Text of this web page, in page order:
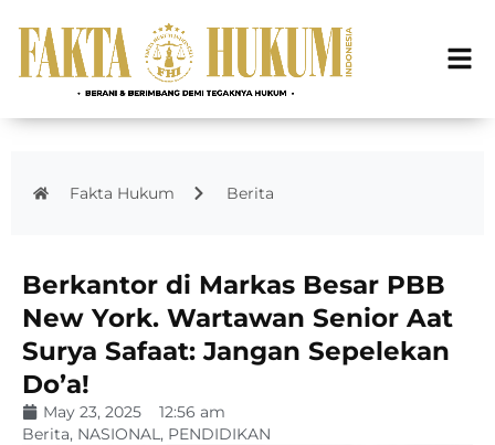
Fakta Hukum Berita
Berkantor di Markas Besar PBB
New York. Wartawan Senior Aat
Surya Safaat: Jangan Sepelekan
Do’a!
May 23, 2025
12:56 am
Berita, NASIONAL, PENDIDIKAN